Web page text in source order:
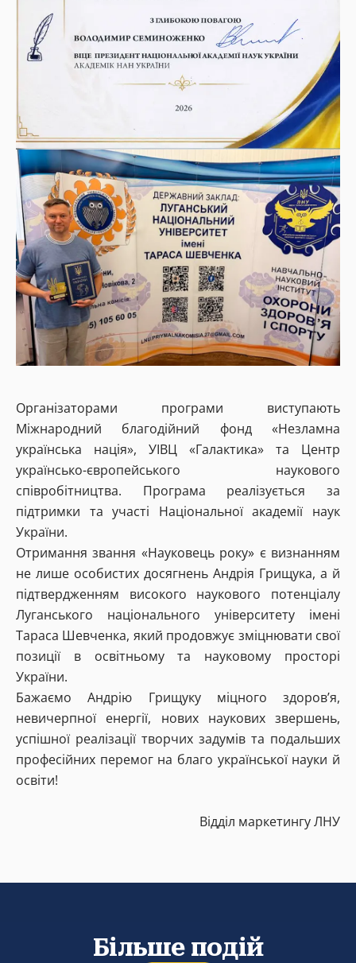
Організаторами програми виступають
Міжнародний благодійний фонд «Незламна
українська нація», УІВЦ «Галактика» та Центр
українсько-європейського наукового
співробітництва. Програма реалізується за
підтримки та участі Національної академії наук
України.
Отримання звання «Науковець року» є визнанням
не лише особистих досягнень Андрія Грищука, а й
підтвердженням високого наукового потенціалу
Луганського національного університету імені
Тараса Шевченка, який продовжує зміцнювати свої
позиції в освітньому та науковому просторі
України.
Бажаємо Андрію Грищуку міцного здоров’я,
невичерпної енергії, нових наукових звершень,
успішної реалізації творчих задумів та подальших
професійних перемог на благо української науки й
освіти!
Відділ маркетингу ЛНУ
Більше подій